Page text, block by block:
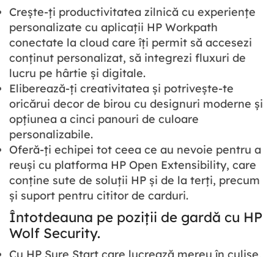
Crește-ți productivitatea zilnică cu experiențe
personalizate cu aplicații HP Workpath
conectate la cloud care îți permit să accesezi
conținut personalizat, să integrezi fluxuri de
lucru pe hârtie și digitale.
Eliberează-ți creativitatea și potrivește-te
oricărui decor de birou cu designuri moderne și
opțiunea a cinci panouri de culoare
personalizabile.
Oferă-ți echipei tot ceea ce au nevoie pentru a
reuși cu platforma HP Open Extensibility, care
conține sute de soluții HP și de la terți, precum
și suport pentru cititor de carduri.
Întotdeauna pe poziții de gardă cu HP
Wolf Security.